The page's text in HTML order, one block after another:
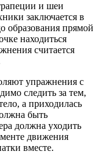
и шеи
заключается в
образования прямой
находиться
считается
упражнения с
следить за тем,
а приходилась
быть
должна уходить
движения
вместе.